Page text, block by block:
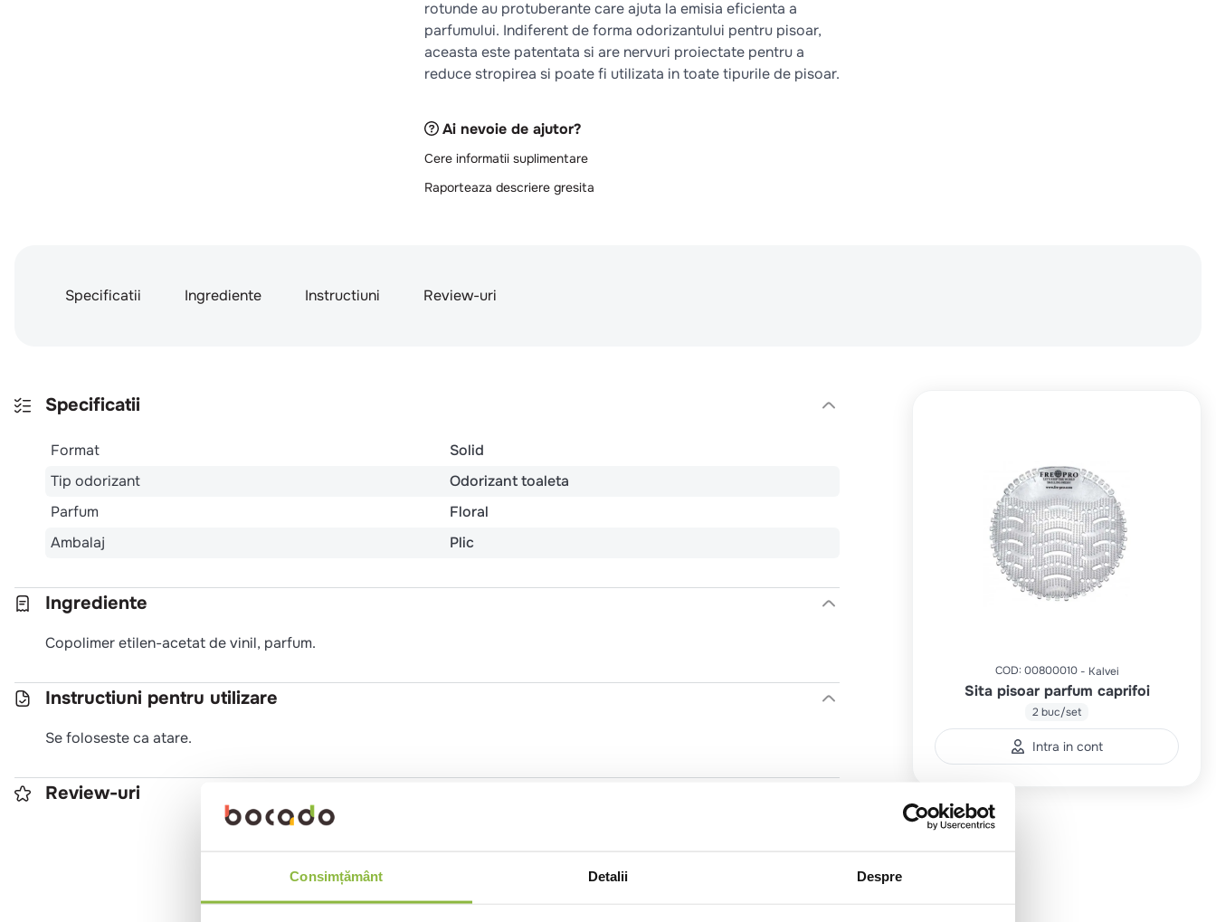
Consimțământ Detalii Despre
rotunde au protuberante care ajuta la emisia eficienta a
parfumului. Indiferent de forma odorizantului pentru pisoar,
aceasta este patentata si are nervuri proiectate pentru a
reduce stropirea si poate fi utilizata in toate tipurile de pisoar.
Ai nevoie de ajutor?
Cere informatii suplimentare
Raporteaza descriere gresita
Specificatii Ingrediente Instructiuni Review-uri
Specificatii
Format
Solid
Tip odorizant
Odorizant toaleta
Parfum
Floral
Ambalaj
Plic
Ingrediente
Copolimer etilen-acetat de vinil, parfum.
Instructiuni pentru utilizare
Se foloseste ca atare.
Review-uri
0 (0 recenzii)
COD: 00800010 Kalvei
Sita pisoar parfum caprifoi
2 buc/set
Intra in cont